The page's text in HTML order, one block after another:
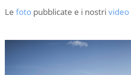
Le foto pubblicate e i nostri video